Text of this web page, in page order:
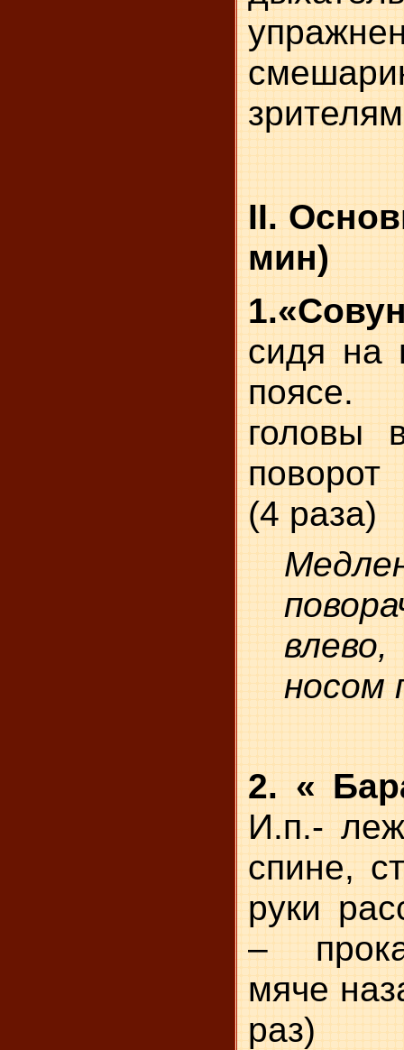
зрителям
II.
мин)
сидя на
поясе.
головы
(4 раза)
носом
2. «
И.п.-
спине,
руки
–
мяче
раз)